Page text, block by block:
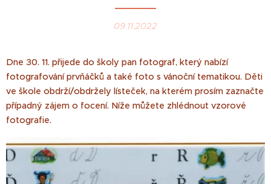
09.11.2022
Dne 30. 11. přijede do školy pan fotograf, který nabízí
fotografování prvňáčků a také foto s vánoční tematikou. Děti
ve škole obdrží/obdržely lísteček, na kterém prosím zaznačte
případný zájem o focení. Níže můžete zhlédnout vzorové
fotografie.